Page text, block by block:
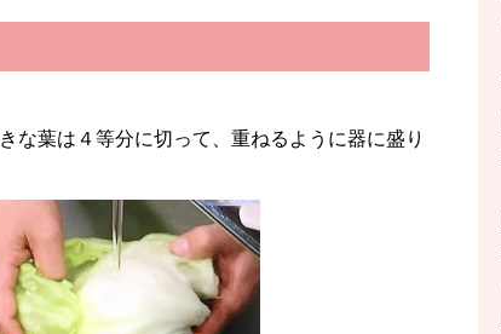
な葉は４等分に切って、重ねるように器に盛り